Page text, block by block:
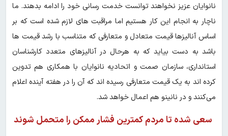
نانوایان عزیز نخواهند توانست خدمت رسانی خود را ادامه بدهند. ما
ناچار به انجام این کار هستیم اما مراقبت های لازم شده است که بر
اساس آنالیزها قیمت متعادل و متعارفی که متناسب با رشد قیمت ها
باشد به دست بیاید که به هرحال در آنالیزهای متعدد کارشناسان
استانداری، سازمان صمت و اتحادیه نانوایان با همکاری هم تدوین
کرده اند به یک قیمت متعارفی رسیده اند که آن را در هفته آینده اعلام
می‌کنند و در نانینو هم اعمال خواهد شد.
سعی شده تا مردم کمترین فشار ممکن را متحمل شوند